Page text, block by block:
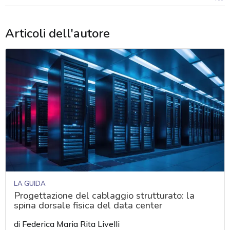
Articoli dell'autore
LA GUIDA
Progettazione del cablaggio strutturato: la
spina dorsale fisica del data center
di Federica Maria Rita Livelli